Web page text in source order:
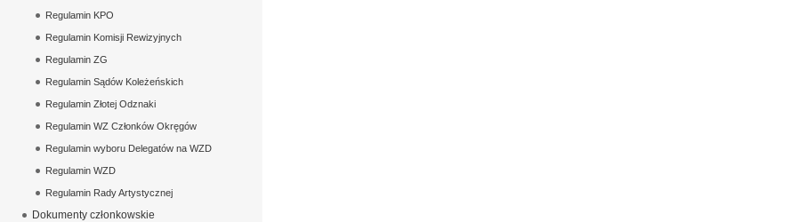
Regulamin KPO
Regulamin Komisji Rewizyjnych
Regulamin ZG
Regulamin Sądów Koleżeńskich
Regulamin Złotej Odznaki
Regulamin WZ Członków Okręgów
Regulamin wyboru Delegatów na WZD
Regulamin WZD
Regulamin Rady Artystycznej
Dokumenty członkowskie